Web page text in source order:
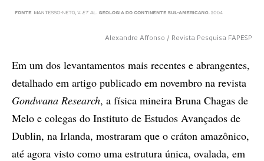
Alexandre Affonso / Revista Pesquisa FAPESP
Em um dos levantamentos mais recentes e abrangentes,
detalhado em artigo publicado em novembro na revista
Gondwana Research, a física mineira Bruna Chagas de
Melo e colegas do Instituto de Estudos Avançados de
Dublin, na Irlanda, mostraram que o cráton amazônico,
até agora visto como uma estrutura única, ovalada, em